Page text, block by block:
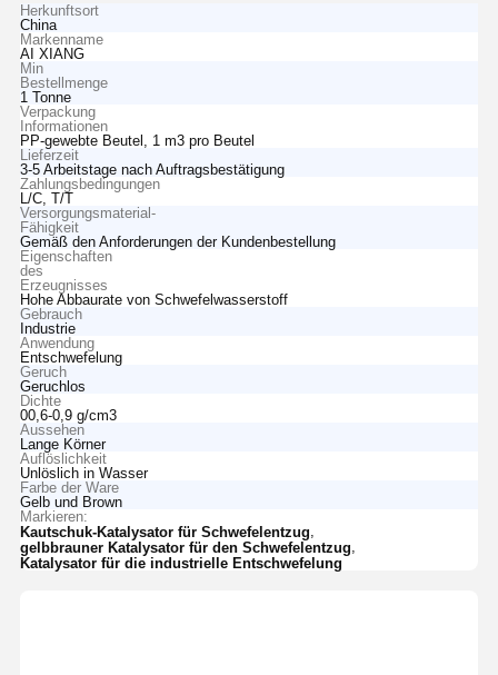
Herkunftsort
China
Markenname
AI XIANG
Min
Bestellmenge
1 Tonne
Verpackung
Informationen
PP-gewebte Beutel, 1 m3 pro Beutel
Lieferzeit
3-5 Arbeitstage nach Auftragsbestätigung
Zahlungsbedingungen
L/C, T/T
Versorgungsmaterial-
Fähigkeit
Gemäß den Anforderungen der Kundenbestellung
Eigenschaften
des
Erzeugnisses
Hohe Abbaurate von Schwefelwasserstoff
Gebrauch
Industrie
Anwendung
Entschwefelung
Geruch
Geruchlos
Dichte
00,6-0,9 g/cm3
Aussehen
Lange Körner
Auflöslichkeit
Unlöslich in Wasser
Farbe der Ware
Gelb und Brown
Markieren:
Kautschuk-Katalysator für Schwefelentzug
gelbbrauner Katalysator für den Schwefelentzug
Katalysator für die industrielle Entschwefelung